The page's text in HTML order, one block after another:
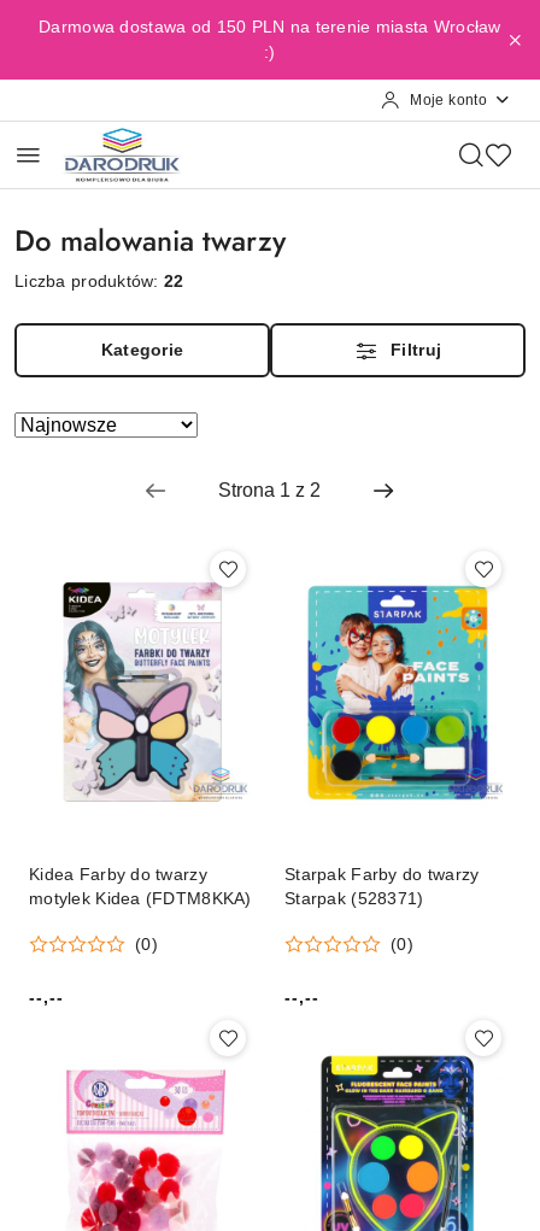
Przejdź do treści głównej
Przejdź do wyszukiwarki
Przejdź do moje konto
Przejdź do menu głównego
Przejdź do stopki
Darmowa dostawa od 150 PLN na terenie miasta Wrocław
:)
Moje konto
Do malowania twarzy
Liczba produktów:22
Kategorie Filtruj
Zastosowano
Sortuj
Kidea Farby do twarzy
motylek Kidea (FDTM8KKA)
(0)
Cena:
--,--
Starpak Farby do twarzy
Starpak (528371)
(0)
Cena:
--,--